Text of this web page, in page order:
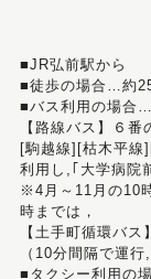
■JR弘前駅から
■徒歩の場合…約
■バス利用の場合
【路線バス】６番
[駒越線][枯木平線
利用し,｢大学病院
※4月～11月の10
時までは，
【土手町循環バス
（10分間隔で運
■タクシー利用の